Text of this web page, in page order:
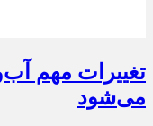
تغییرات مهم
می‌شود